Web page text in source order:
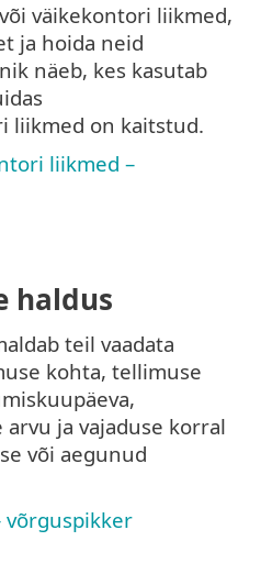
väikekontori liikmed,
ja hoida neid
näeb, kes kasutab
liikmed on kaitstud.
liikmed –
haldus
teil vaadata
kohta, tellimuse
ja vajaduse korral
või aegunud
võrguspikker